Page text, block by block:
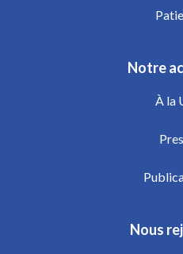
Notre
À la
Nous